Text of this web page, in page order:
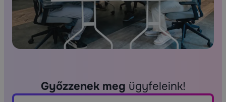
Győzzenek meg ügyfeleink!